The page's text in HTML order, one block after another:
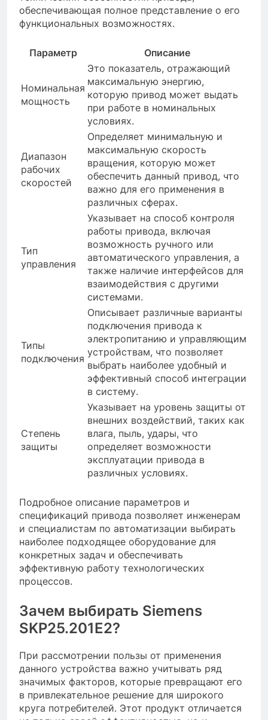
обеспечивающая полное представление о его
функциональных возможностях.
Параметр Описание
Номинальная
мощность
Это показатель, отражающий
максимальную энергию,
которую привод может выдать
при работе в номинальных
условиях.
Диапазон
рабочих
скоростей
Определяет минимальную и
максимальную скорость
вращения, которую может
обеспечить данный привод, что
важно для его применения в
различных сферах.
Тип
управления
Указывает на способ контроля
работы привода, включая
возможность ручного или
автоматического управления, а
также наличие интерфейсов для
взаимодействия с другими
системами.
Типы
подключения
Описывает различные варианты
подключения привода к
электропитанию и управляющим
устройствам, что позволяет
выбрать наиболее удобный и
эффективный способ интеграции
в систему.
Степень
защиты
Указывает на уровень защиты от
внешних воздействий, таких как
влага, пыль, удары, что
определяет возможности
эксплуатации привода в
различных условиях.
Подробное описание параметров и
спецификаций привода позволяет инженерам
и специалистам по автоматизации выбирать
наиболее подходящее оборудование для
конкретных задач и обеспечивать
эффективную работу технологических
процессов.
Зачем выбирать Siemens
SKP25.201E2?
При рассмотрении пользы от применения
данного устройства важно учитывать ряд
значимых факторов, которые превращают его
в привлекательное решение для широкого
круга потребителей. Этот продукт отличается